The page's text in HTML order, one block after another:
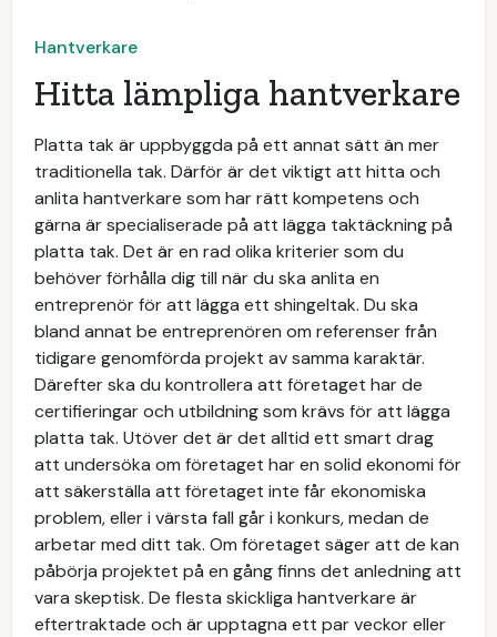
Hantverkare
Hitta lämpliga hantverkare
Platta tak är uppbyggda på ett annat sätt än mer
traditionella tak. Därför är det viktigt att hitta och
anlita hantverkare som har rätt kompetens och
gärna är specialiserade på att lägga taktäckning på
platta tak. Det är en rad olika kriterier som du
behöver förhålla dig till när du ska anlita en
entreprenör för att lägga ett shingeltak. Du ska
bland annat be entreprenören om referenser från
tidigare genomförda projekt av samma karaktär.
Därefter ska du kontrollera att företaget har de
certifieringar och utbildning som krävs för att lägga
platta tak. Utöver det är det alltid ett smart drag
att undersöka om företaget har en solid ekonomi för
att säkerställa att företaget inte får ekonomiska
problem, eller i värsta fall går i konkurs, medan de
arbetar med ditt tak. Om företaget säger att de kan
påbörja projektet på en gång finns det anledning att
vara skeptisk. De flesta skickliga hantverkare är
eftertraktade och är upptagna ett par veckor eller